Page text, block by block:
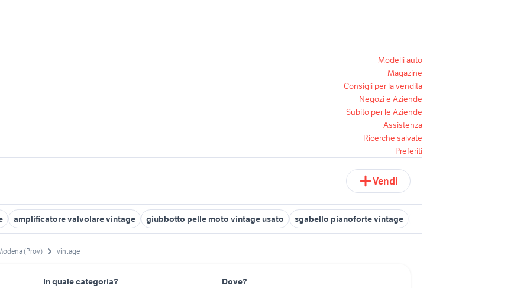
Modelli auto
Magazine
Consigli per la vendita
Negozi e Aziende
Subito per le Aziende
Assistenza
Ricerche salvate
Preferiti
Vendi
amplificatore valvolare vintage giubbotto pelle moto vintage usato sgabello pianoforte vintage
(Prov) vintage
In quale categoria? Dove?